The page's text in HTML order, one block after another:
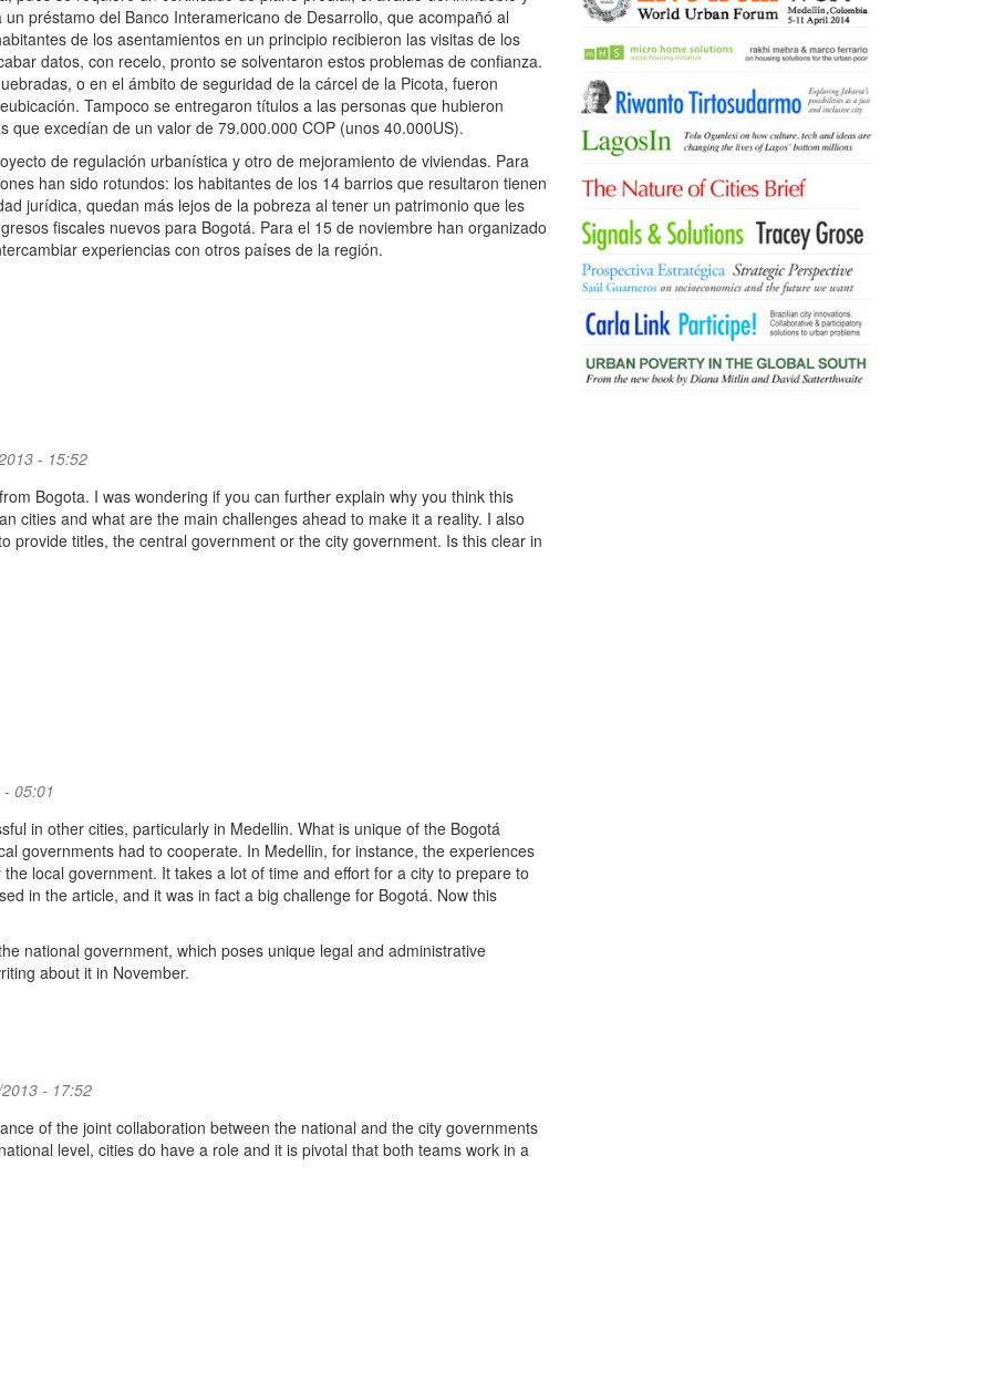
préstamo del Banco Interamericano de Desarrollo, que acompañó al
de los asentamientos en un principio recibieron las visitas de los
datos, con recelo, pronto se solventaron estos problemas de confianza.
o en el ámbito de seguridad de la cárcel de la Picota, fueron
Tampoco se entregaron títulos a las personas que hubieron
excedían de un valor de 79.000.000 COP (unos 40.000US).
de regulación urbanística y otro de mejoramiento de viviendas. Para
han sido rotundos: los habitantes de los 14 barrios que resultaron tienen
jurídica, quedan más lejos de la pobreza al tener un patrimonio que les
fiscales nuevos para Bogotá. Para el 15 de noviembre han organizado
experiencias con otros países de la región.
- 15:52
Bogota. I was wondering if you can further explain why you think this
cities and what are the main challenges ahead to make it a reality. I also
provide titles, the central government or the city government. Is this clear in
05:01
in other cities, particularly in Medellin. What is unique of the Bogotá
governments had to cooperate. In Medellin, for instance, the experiences
local government. It takes a lot of time and effort for a city to prepare to
in the article, and it was in fact a big challenge for Bogotá. Now this
national government, which poses unique legal and administrative
about it in November.
- 17:52
of the joint collaboration between the national and the city governments
level, cities do have a role and it is pivotal that both teams work in a